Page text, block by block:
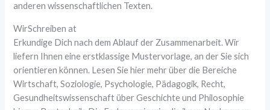
anderen wissenschaftlichen Texten.
WirSchreiben at
Erkundige Dich nach dem Ablauf der Zusammenarbeit. Wir
liefern Ihnen eine erstklassige Mustervorlage, an der Sie sich
orientieren können. Lesen Sie hier mehr über die Bereiche
Wirtschaft, Soziologie, Psychologie, Pädagogik, Recht,
Gesundheitswissenschaft über Geschichte und Philosophie